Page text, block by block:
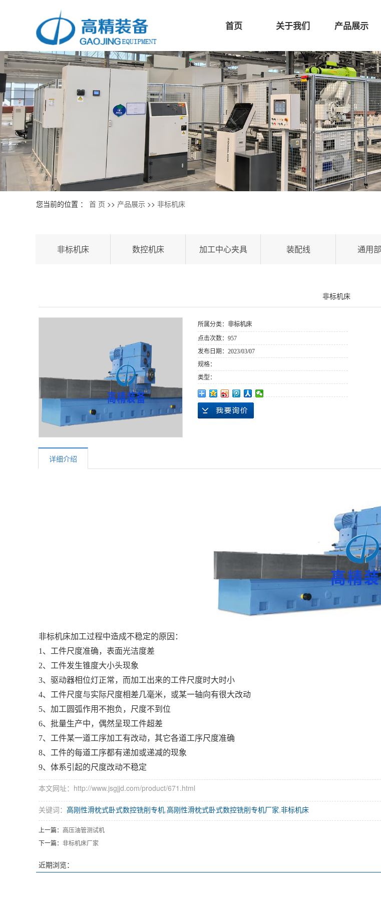
首页 关于我们 产品展示
您当前的位置 ： 首 页 >> 产品展示 >> 非标机床
非标机床 数控机床 加工中心夹具 装配线 通用
非标机床
所属分类： 非标机床
点击次数： 957
发布日期： 2023/03/07
规格：
类型：
详细介绍
非标机床加工过程中造成不稳定的原因：
1、工件尺度准确，表面光洁度差
2、工件发生锥度大小头现象
3、驱动器相位灯正常，而加工出来的工件尺度时大时小
4、工件尺度与实际尺度相差几毫米，或某一轴向有很大改动
5、加工圆弧作用不抱负，尺度不到位
6、批量生产中，偶然呈现工件超差
7、工件某一道工序加工有改动，其它各道工序尺度准确
8、工件的每道工序都有递加或递减的现象
9、体系引起的尺度改动不稳定
本文网址：http://www.jsgjjd.com/product/671.html
关键词： 高刚性滑枕式卧式数控铣削专机,高刚性滑枕式卧式数控铣削专机厂家,非标机床
上一篇： 高压油管测试机
下一篇： 非标机床厂家
近期浏览：